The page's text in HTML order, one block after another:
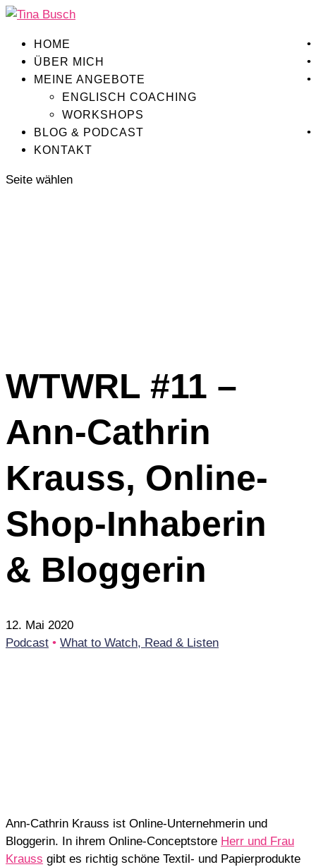
HOME
ÜBER MICH
MEINE ANGEBOTE
ENGLISCH COACHING
WORKSHOPS
BLOG & PODCAST
KONTAKT
Seite wählen
WTWRL #11 –
Ann-Cathrin
Krauss, Online-
Shop-Inhaberin
& Bloggerin
12. Mai 2020
Podcast • What to Watch, Read & Listen
Ann-Cathrin Krauss ist Online-Unternehmerin und
Bloggerin. In ihrem Online-Conceptstore Herr und Frau
Krauss gibt es richtig schöne Textil- und Papierprodukte